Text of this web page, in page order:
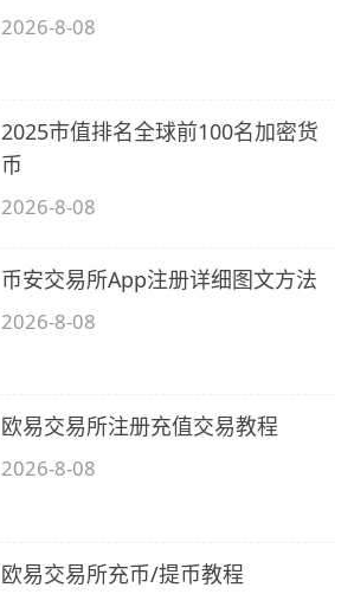
2026-8-08
2025市值排名全球前100名加密货
币
2026-8-08
币安交易所App注册详细图文方法
2026-8-08
欧易交易所注册充值交易教程
2026-8-08
欧易交易所充币/提币教程